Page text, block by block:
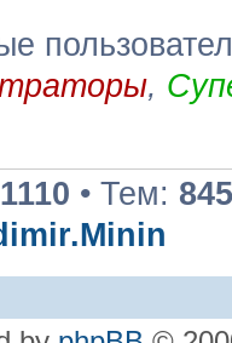
,
1110 • Тем: 845